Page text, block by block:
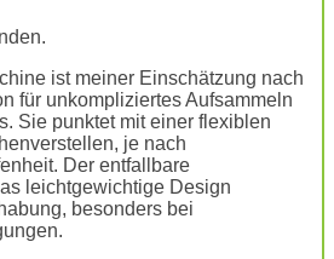
ist meiner Einschätzung nach
für unkompliziertes Aufsammeln
Sie punktet mit einer flexiblen
je nach
Der entfallbare
leichtgewichtige Design
besonders bei